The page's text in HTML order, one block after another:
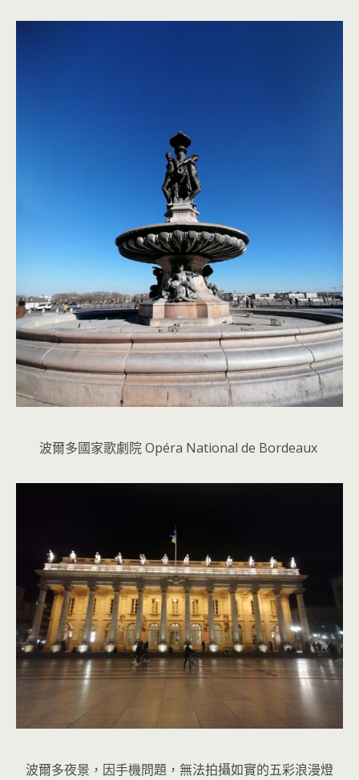
波爾多國家歌劇院 Opéra National de Bordeaux
波爾多夜景，因手機問題，無法拍攝如實的五彩浪漫燈